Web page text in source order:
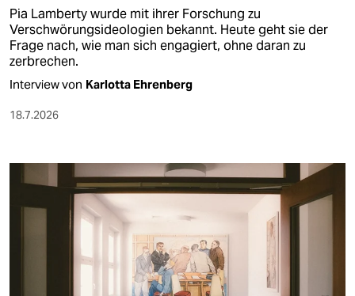
Pia Lamberty wurde mit ihrer Forschung zu
Verschwörungsideologien bekannt. Heute geht sie der
Frage nach, wie man sich engagiert, ohne daran zu
zerbrechen.
Interview von Karlotta Ehrenberg
18.7.2026